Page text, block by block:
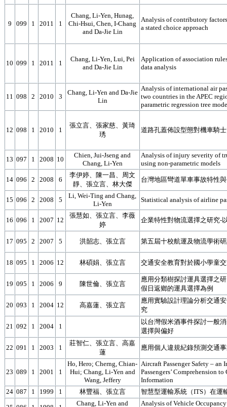
9 099 1 2011 1
Chang, Li-Yen, Hunag,
Chi-Hsui, Chen, I-Chang
and Da-Jie Lin
Analysis of contributory
a stated choice approach
10 099 1 2011 1
Chang, Li-Yen, Lui, Pei
and Da-Jie Lin
Application of association
data analysis
11 098 2 2010 3
Chang, Li-Yen and Da-Jie
Lin
Analysis of international air
two countries in the APEC
parametric regression tree
12 098 1 2010 1
張立言、張家慈、黃琦
琇
道路孔蓋佈設型態對機車騎
13 097 1 2008 10
Chien, Jui-Jseng and
Chang, Li-Yen
Analysis of injury severity of
using non-parametric models
14 096 2 2008 6
李伊婷、陳一昌、周文
靜、張立言、林大傑
台灣地區彎道單車事故特性
15 096 2 2008 5
Li, Wei-Ting and Chang,
Li-Yen
Statistical analysis of airline
16 096 1 2007 12
張慧如、張立言、李薇
婷
企業特性對物流選擇之研究-
17 095 2 2007 5 洪韶志、張立言 第五屆十校航運及物流學術
18 095 1 2006 12 林碩娟、張立言 交通安全教育對於國小學童
19 095 1 2006 9 陳世倫、張立言
應用分類樹探討運具選擇之
假日返鄉的運具選擇為例
20 093 1 2004 12 高嘉蓮、張立言
應用實驗設計理論分析交通
究
21 092 1 2004 1
以台灣假米酒事件探討一般
選擇與偏好
22 091 1 2003 1
莊智仁、張立言、高嘉
蓮
應用個人違規紀錄預測交通
23 089 1 2001 1
Ho, Hero; Cherng, Chian-
Hui; Chang, Li-Yen and
Wang, Jeffery
Aircraft Passenger Safety – an
Passengers’ Comprehension
Information
24 087 1 1999 1 林豐福、張立言 智慧型運輸系統（ITS）在運
Chang, Li-Yen and Analysis of Vehicle